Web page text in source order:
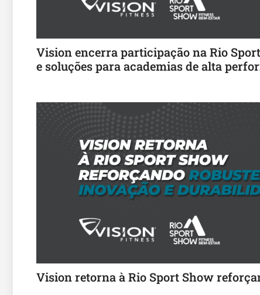
Vision encerra participação na Rio
e soluções para academias de alta
Vision retorna à Rio Sport Show